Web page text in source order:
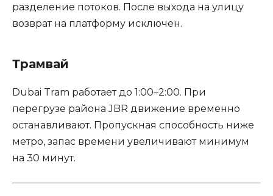
разделение потоков. После выхода на улицу
возврат на платформу исключен.
Трамвай
Dubai Tram работает до 1:00–2:00. При
перегрузе района JBR движение временно
останавливают. Пропускная способность ниже
метро, запас времени увеличивают минимум
на 30 минут.